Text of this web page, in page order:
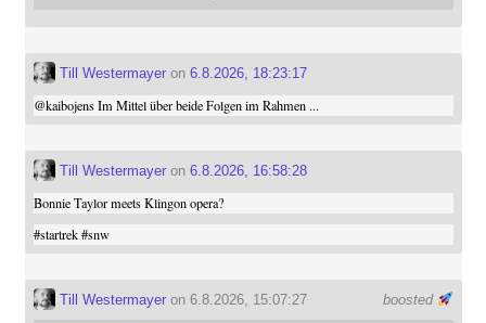
Till Westermayeron 6.8.2026, 18:23:17
@kaibojensIm Mittel über beide Folgen im Rahmen ...
Till Westermayeron 6.8.2026, 16:58:28
Bonnie Taylor meets Klingon opera?
#startrek #snw
boosted
Till Westermayeron 6.8.2026, 15:07:27